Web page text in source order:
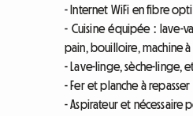
- Internet WiFi en fibre
- Cuisine équipée : lave-
pain, bouilloire, machine à
- Lave-linge, sèche-linge,
- Fer et planche à repasser
- Aspirateur et nécessaire